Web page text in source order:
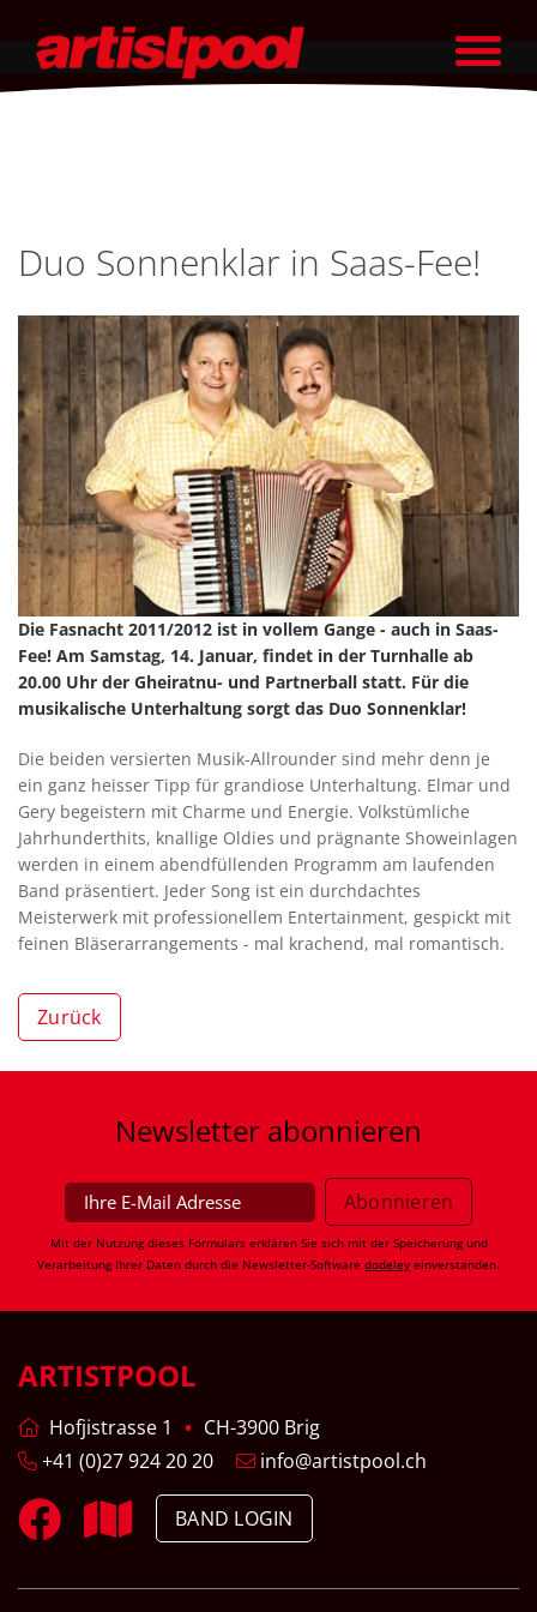
Duo Sonnenklar in Saas-Fee!
Die Fasnacht 2011/2012 ist in vollem Gange - auch in Saas-
Fee! Am Samstag, 14. Januar, findet in der Turnhalle ab
20.00 Uhr der Gheiratnu- und Partnerball statt. Für die
musikalische Unterhaltung sorgt das Duo Sonnenklar!
Die beiden versierten Musik-Allrounder sind mehr denn je
ein ganz heisser Tipp für grandiose Unterhaltung. Elmar und
Gery begeistern mit Charme und Energie. Volkstümliche
Jahrhunderthits, knallige Oldies und prägnante Showeinlagen
werden in einem abendfüllenden Programm am laufenden
Band präsentiert. Jeder Song ist ein durchdachtes
Meisterwerk mit professionellem Entertainment, gespickt mit
feinen Bläserarrangements - mal krachend, mal romantisch.
Zurück
Newsletter abonnieren
Mit der Nutzung dieses Formulars erklären Sie sich mit der Speicherung und
Verarbeitung Ihrer Daten durch die Newsletter-Software dodeley einverstanden.
ARTISTPOOL
Hofjistrasse 1
CH-3900 Brig
+41 (0)27 924 20 20
info@artistpool.ch
BAND LOGIN